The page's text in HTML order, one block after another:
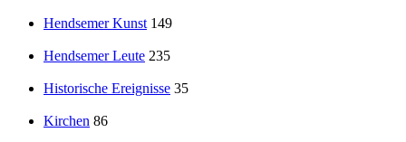
Hendsemer Kunst 149
Hendsemer Leute 235
Historische Ereignisse 35
Kirchen 86